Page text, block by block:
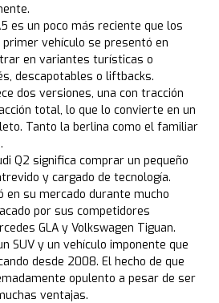
es un poco más reciente que los
vehículo se presentó en
en variantes turísticas o
descapotables o liftbacks.
dos versiones, una con tracción
total, lo que lo convierte en un
Tanto la berlina como el familiar
Q2 significa comprar un pequeño
y cargado de tecnología.
en su mercado durante mucho
por sus competidores
GLA y Volkswagen Tiguan.
SUV y un vehículo imponente que
desde 2008. El hecho de que
opulento a pesar de ser
ventajas.